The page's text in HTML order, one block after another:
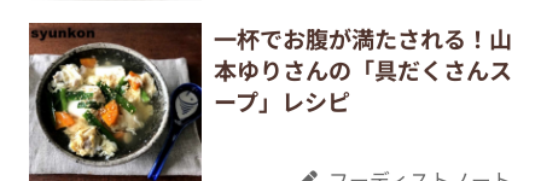
一杯でお腹が満たされる！山
本ゆりさんの「具だくさんス
ープ」レシピ